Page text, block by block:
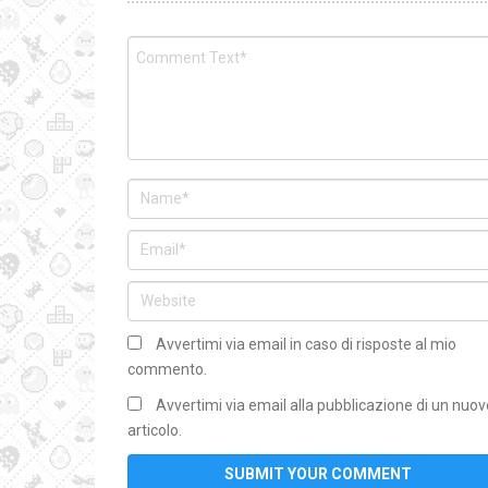
Avvertimi via email in caso di risposte al mio
commento.
Avvertimi via email alla pubblicazione di un
articolo.